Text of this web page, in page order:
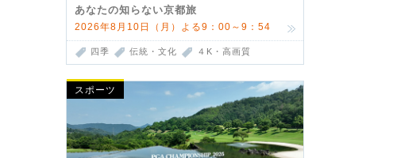
あなたの知らない京都旅
2026年8月10日（月）よる9：00～9：54
四季 伝統・文化 ４K・高画質
スポーツ